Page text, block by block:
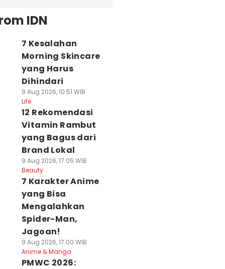
IDN
7 Kesalahan
Morning Skincare
yang Harus
Dihindari
9 Aug 2026, 10:51 WIB
Life
12 Rekomendasi
Vitamin Rambut
yang Bagus dari
Brand Lokal
9 Aug 2026, 17:05 WIB
Beauty
7 Karakter Anime
yang Bisa
Mengalahkan
Spider-Man,
Jagoan!
9 Aug 2026, 17:00 WIB
Anime & Manga
PMWC 2026: